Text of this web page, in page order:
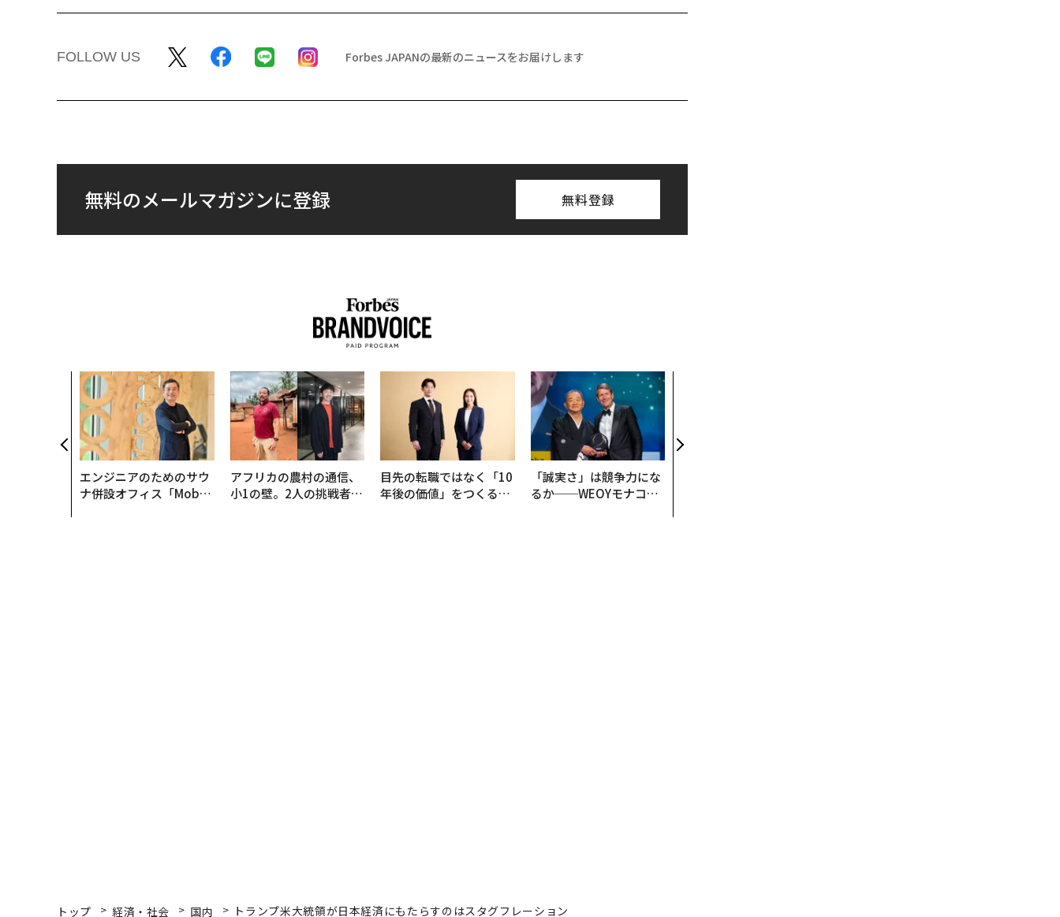
FOLLOW US Forbes JAPANの最新のニュースをお届けします
無料のメールマガジンに登録 無料登録
エンジニアのためのサウ
ナ併設オフィス「Mobiu
アフリカの農村の通信、
小1の壁。2人の挑戦者が
目先の転職ではなく「10
年後の価値」をつくる─
「誠実さ」は競争力にな
るか──WEOYモナコで
くり方